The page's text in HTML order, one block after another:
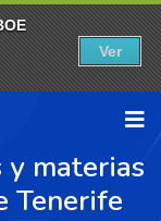
y materias
Tenerife
Ver